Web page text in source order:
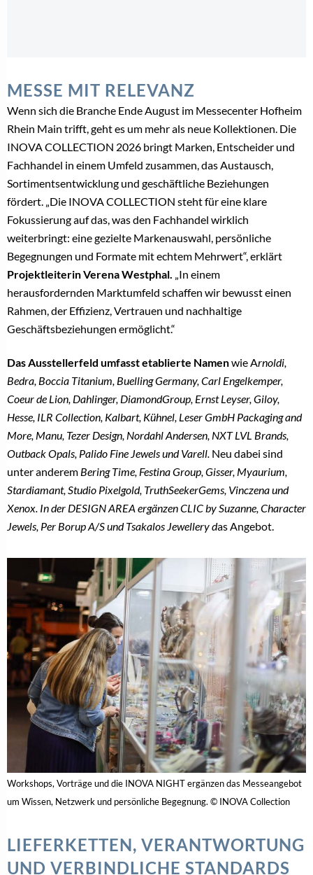
MESSE MIT RELEVANZ
Wenn sich die Branche Ende August im Messecenter Hofheim
Rhein Main trifft, geht es um mehr als neue Kollektionen. Die
INOVA COLLECTION 2026 bringt Marken, Entscheider und
Fachhandel in einem Umfeld zusammen, das Austausch,
Sortimentsentwicklung und geschäftliche Beziehungen
fördert. „Die INOVA COLLECTION steht für eine klare
Fokussierung auf das, was den Fachhandel wirklich
weiterbringt: eine gezielte Markenauswahl, persönliche
Begegnungen und Formate mit echtem Mehrwert“, erklärt
Projektleiterin Verena Westphal. „In einem
herausfordernden Marktumfeld schaffen wir bewusst einen
Rahmen, der Effizienz, Vertrauen und nachhaltige
Geschäftsbeziehungen ermöglicht.“
Das Ausstellerfeld umfasst etablierte Namenwie Arnoldi,
Bedra, Boccia Titanium, Buelling Germany, Carl Engelkemper,
Coeur de Lion, Dahlinger, DiamondGroup, Ernst Leyser, Giloy,
Hesse, ILR Collection, Kalbart, Kühnel, Leser GmbH Packaging and
More, Manu, Tezer Design, Nordahl Andersen, NXT LVL Brands,
Outback Opals, Palido Fine Jewels und Varell. Neu dabei sind
unter anderem Bering Time, Festina Group, Gisser, Myaurium,
Stardiamant, Studio Pixelgold, TruthSeekerGems, Vinczena und
Xenox. In der DESIGN AREA ergänzen CLIC by Suzanne, Character
Jewels, Per Borup A/S und Tsakalos Jewellery das Angebot.
Workshops, Vorträge und die INOVA NIGHT ergänzen das Messeangebot
um Wissen, Netzwerk und persönliche Begegnung. © INOVA Collection
LIEFERKETTEN, VERANTWORTUNG
UND VERBINDLICHE STANDARDS